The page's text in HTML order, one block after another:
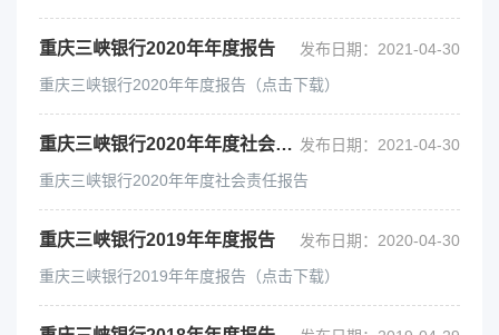
发布日期：2021-04-30
重庆三峡银行2020年年度报告
重庆三峡银行2020年年度报告（点击下载）
发布日期：2021-04-30
重庆三峡银行2020年年度社会责任报告
重庆三峡银行2020年年度社会责任报告
发布日期：2020-04-30
重庆三峡银行2019年年度报告
重庆三峡银行2019年年度报告（点击下载）